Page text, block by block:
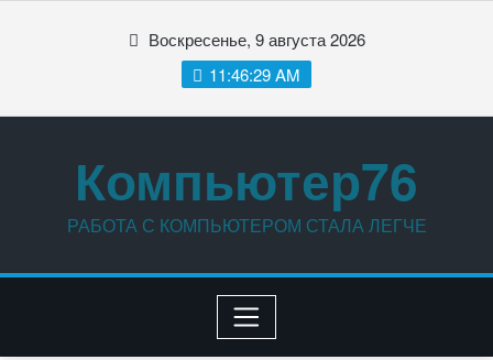
Воскресенье, 9 августа 2026
11:46:30 AM
Компьютер76
РАБОТА С КОМПЬЮТЕРОМ СТАЛА ЛЕГЧЕ